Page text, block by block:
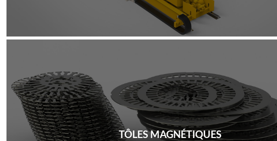
TÔLES MAGNÉTIQUES